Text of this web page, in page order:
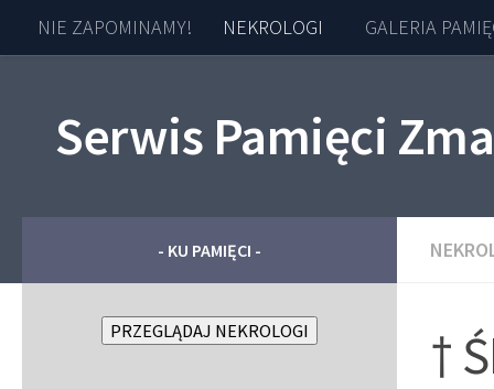
Skip to content
NIE ZAPOMINAMY! NEKROLOGI GALERIA
Serwis Pamięci
†
- KU PAMIĘCI -
PRZEGLĄDAJ NEKROLOGI